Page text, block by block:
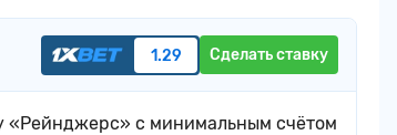
1.29 Сделать ставку
«Рейнджерс» с минимальным счётом